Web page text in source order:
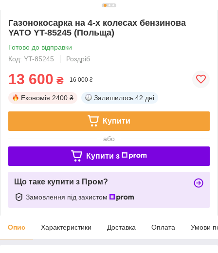
Газонокосарка на 4-х колесах бензинова
YATO YT-85245 (Польща)
Готово до відправки
Код: YT-85245
Роздріб
13 600 ₴ 16 000 ₴
Економія 2400 ₴ Залишилось 42 дні
Купити
або
Купити з
Що таке купити з Пром?
Замовлення під захистом
Опис Характеристики Доставка Оплата Умови